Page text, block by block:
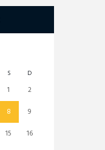
S D
1
2
8
9
15
16